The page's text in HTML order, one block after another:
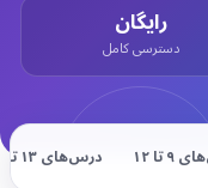
رایگان
دسترسی کامل
تا ۱۲ درس‌های ۱۳ تا ۱۶